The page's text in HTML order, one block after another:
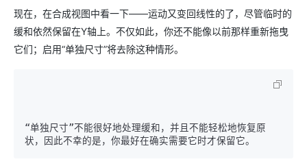
现在，在合成视图中看一下——运动又变回线性的了，尽管临时的
缓和依然保留在Y轴上。不仅如此，你还不能像以前那样重新拖曳
它们；启用“单独尺寸”将去除这种情形。
“单独尺寸”不能很好地处理缓和，并且不能轻松地恢复原